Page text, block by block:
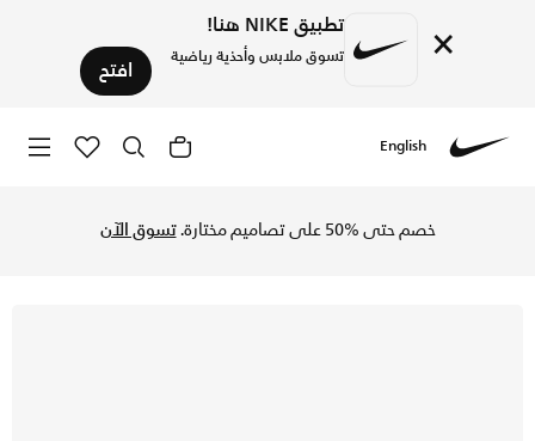
× تطبيق NIKE هنا!
تسوق ملابس وأحذية رياضية افتح
English
خصم حتى %50 على تصاميم مختارة. تسوق الآن